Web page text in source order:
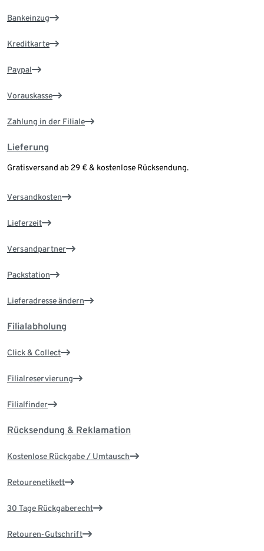
Bankeinzug
Kreditkarte
Paypal
Vorauskasse
Zahlung in der Filiale
Lieferung
Gratisversand ab 29 € & kostenlose Rücksendung.
Versandkosten
Lieferzeit
Versandpartner
Packstation
Lieferadresse ändern
Filialabholung
Click & Collect
Filialreservierung
Filialfinder
Rücksendung & Reklamation
Kostenlose Rückgabe / Umtausch
Retourenetikett
30 Tage Rückgaberecht
Retouren-Gutschrift